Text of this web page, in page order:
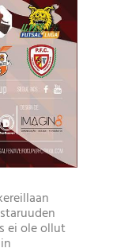
ei ole ollut